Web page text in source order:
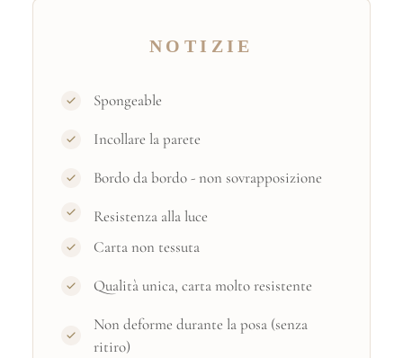
NOTIZIE
Spongeable
Incollare la parete
Bordo da bordo - non sovrapposizione
Resistenza alla luce
Carta non tessuta
Qualità unica, carta molto resistente
Non deforme durante la posa (senza
ritiro)